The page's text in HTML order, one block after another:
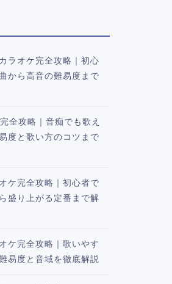
ラオケ完全攻略｜初心
から高音の難易度まで
全攻略｜音痴でも歌え
度と歌い方のコツまで
ケ完全攻略｜初心者で
盛り上がる定番まで解
ケ完全攻略｜歌いやす
易度と音域を徹底解説